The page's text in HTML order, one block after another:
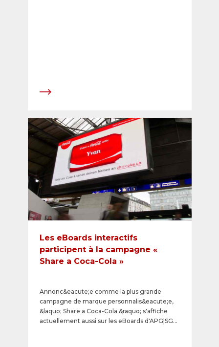
Les eBoards interactifs
participent à la campagne «
Share a Coca-Cola »
Annonc&eacute;e comme la plus grande
campagne de marque personnalis&eacute;e,
&laquo; Share a Coca-Cola &raquo; s'affiche
actuellement aussi sur les eBoards d'APG|SGA